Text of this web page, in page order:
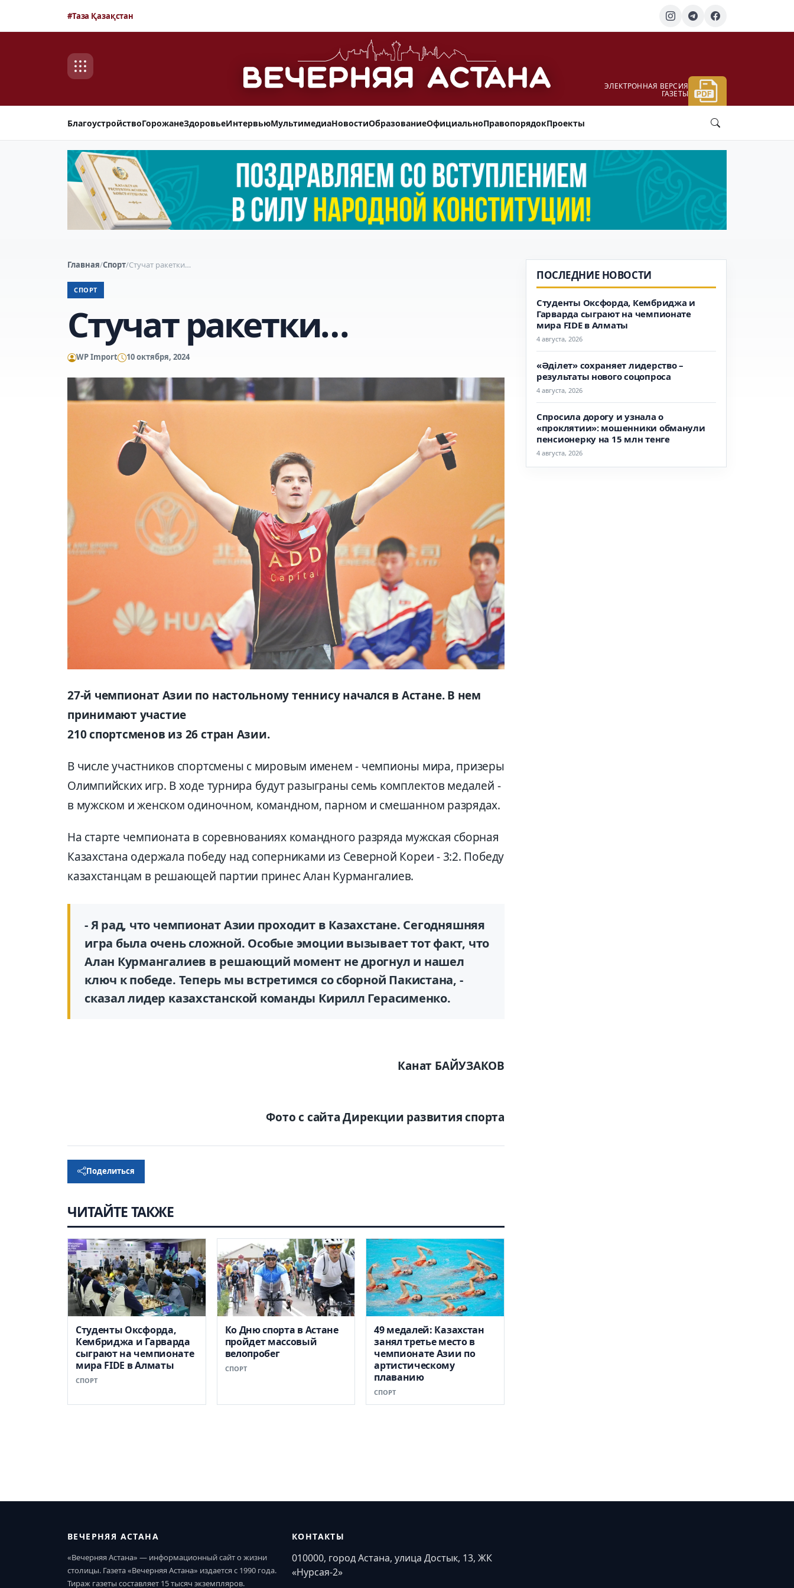
#Таза Қазақстан
ЭЛЕКТРОННАЯ ВЕРСИЯ
ГАЗЕТЫ
БлагоустройствоГорожанеЗдоровьеИнтервьюМультимедиаНовостиОбразованиеОфициальноПравопорядокПроекты
Главная/Спорт/Стучат ракетки…
СПОРТ
Стучат ракетки…
WP Import 10 октября, 2024
27-й чемпионат Азии по настольному теннису начался в Астане. В нем
принимают участие
210 спортсменов из 26 стран Азии.
В числе участников спортсмены с мировым именем - чемпионы мира, призеры
Олимпийских игр. В ходе турнира будут разыграны семь комплектов медалей -
в мужском и женском одиночном, командном, парном и смешанном разрядах.
На старте чемпионата в соревнованиях командного разряда мужская сборная
Казахстана одержала победу над соперниками из Северной Кореи - 3:2. Победу
казахстанцам в решающей партии принес Алан Курмангалиев.
- Я рад, что чемпионат Азии проходит в Казахстане. Сегодняшняя
игра была очень сложной. Особые эмоции вызывает тот факт, что
Алан Курмангалиев в решающий момент не дрогнул и нашел
ключ к победе. Теперь мы встретимся со сборной Пакистана, -
сказал лидер казахстанской команды Кирилл Герасименко.
Канат БАЙУЗАКОВ
Фото с сайта Дирекции развития спорта
Поделиться
ЧИТАЙТЕ ТАКЖЕ
Студенты Оксфорда,
Кембриджа и Гарварда
сыграют на чемпионате
мира FIDE в Алматы
СПОРТ
Ко Дню спорта в Астане
пройдет массовый
велопробег
СПОРТ
49 медалей: Казахстан
занял третье место в
чемпионате Азии по
артистическому
плаванию
СПОРТ
ПОСЛЕДНИЕ НОВОСТИ
Студенты Оксфорда, Кембриджа и
Гарварда сыграют на чемпионате
мира FIDE в Алматы
4 августа, 2026
«Әділет» сохраняет лидерство –
результаты нового соцопроса
4 августа, 2026
Спросила дорогу и узнала о
«проклятии»: мошенники обманули
пенсионерку на 15 млн тенге
4 августа, 2026
ВЕЧЕРНЯЯ АСТАНА
«Вечерняя Астана» — информационный сайт о жизни
столицы. Газета «Вечерняя Астана» издается с 1990 года.
Тираж газеты составляет 15 тысяч экземпляров.
КОНТАКТЫ
010000, город Астана, улица Достык, 13, ЖК
«Нурсая-2»